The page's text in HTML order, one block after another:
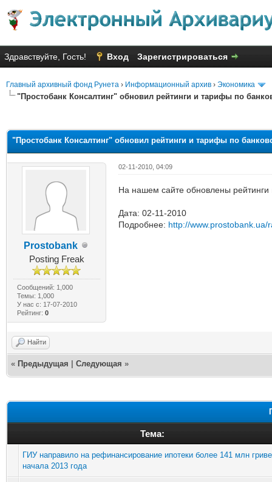
Здравствуйте, Гость! Вход Зарегистрироваться
Главный архивный фонд Рунета › Информационный архив › Экономика
"Простобанк Консалтинг" обновил рейтинги и тарифы по
"Простобанк Консалтинг" обновил рейтинги и тарифы по
Prostobank
Posting Freak
Сообщений: 1,000
Темы: 1,000
У нас с: 17-07-2010
Рейтинг: 0
02-11-2010, 04:09
На нашем сайте обновлены рейтинги
Дата: 02-11-2010
Подробнее: http://
Найти
« Предыдущая Следующая »
Тема:
ГИУ направило на рефинансирование ипотеки более 141 млн
начала 2013 года